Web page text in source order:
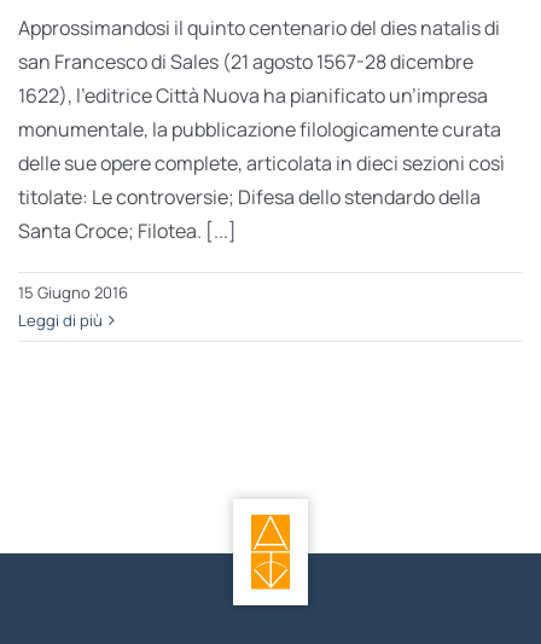
Approssimandosi il quinto centenario del dies natalis di
san Francesco di Sales (21 agosto 1567-28 dicembre
1622), l’editrice Città Nuova ha pianificato un’impresa
monumentale, la pubblicazione filologicamente curata
delle sue opere complete, articolata in dieci sezioni così
titolate: Le controversie; Difesa dello stendardo della
Santa Croce; Filotea. [...]
15 Giugno 2016
Leggi di più